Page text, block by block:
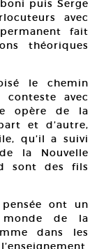
puis Serge
avec
fait
théoriques
le chemin
conteste avec
opère de la
et d’autre,
qu’il a suivi
la Nouvelle
sont des fils
ont un
monde de la
dans les